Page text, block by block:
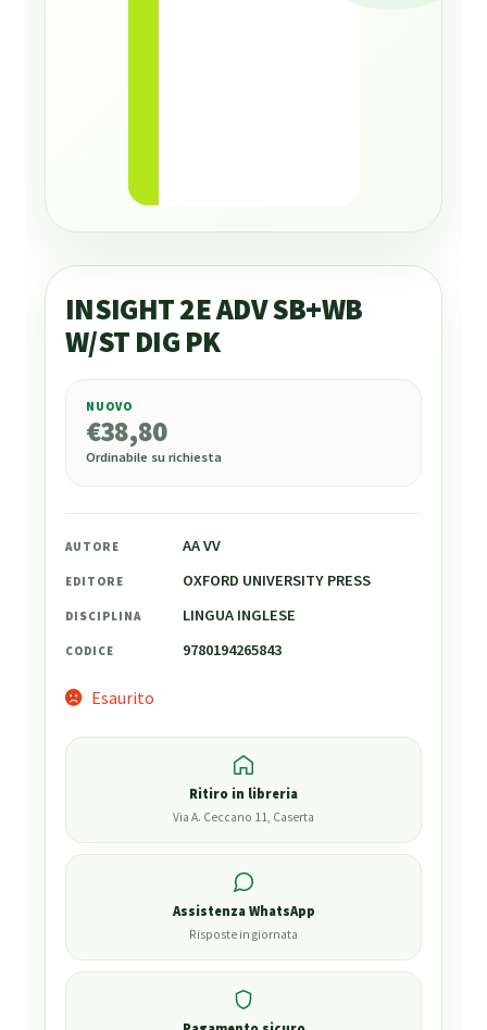
INSIGHT 2E ADV SB+WB
W/ST DIG PK
38,80
NUOVO
€38,80
Ordinabile su richiesta
AUTORE AA VV
EDITORE OXFORD UNIVERSITY PRESS
DISCIPLINA LINGUA INGLESE
CODICE 9780194265843
Esaurito
Ritiro in libreria
Via A. Ceccano 11, Caserta
Assistenza WhatsApp
Risposte in giornata